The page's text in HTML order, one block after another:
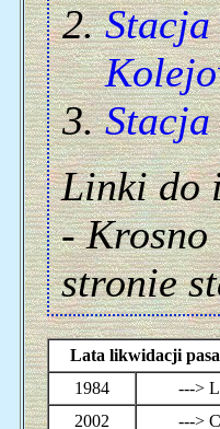
Linki do
- Krosno
stronie
Lata likwidacji
1984
--->
2002
--->